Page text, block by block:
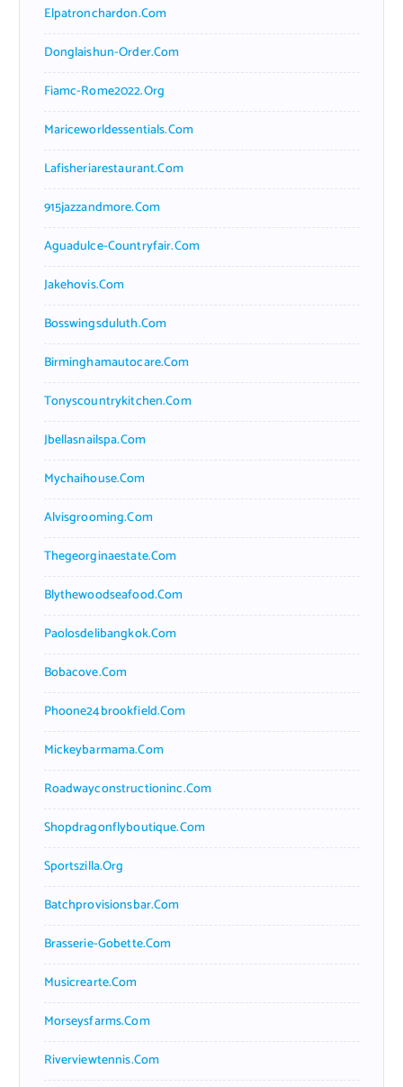
Elpatronchardon.com
Donglaishun-Order.com
Fiamc-Rome2022.org
Mariceworldessentials.com
Lafisheriarestaurant.com
915jazzandmore.com
Aguadulce-Countryfair.com
Jakehovis.com
Bosswingsduluth.com
Birminghamautocare.com
Tonyscountrykitchen.com
Jbellasnailspa.com
Mychaihouse.com
Alvisgrooming.com
Thegeorginaestate.com
Blythewoodseafood.com
Paolosdelibangkok.com
Bobacove.com
Phoone24brookfield.com
Mickeybarmama.com
Roadwayconstructioninc.com
Shopdragonflyboutique.com
Sportszilla.org
Batchprovisionsbar.com
Brasserie-Gobette.com
Musicrearte.com
Morseysfarms.com
Riverviewtennis.com